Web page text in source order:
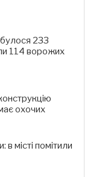
233
114 ворожих
охочих
місті помітили